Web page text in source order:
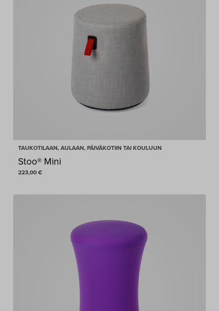
TAUKOTILAAN, AULAAN, PÄIVÄKOTIIN TAI KOULUUN
Stoo® Mini
223,00 €